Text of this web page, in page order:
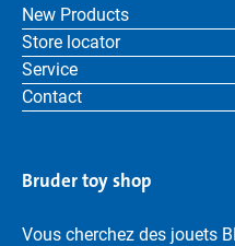
New Products
Store locator
Service
Contact
Bruder toy shop
Vous cherchez des jouets